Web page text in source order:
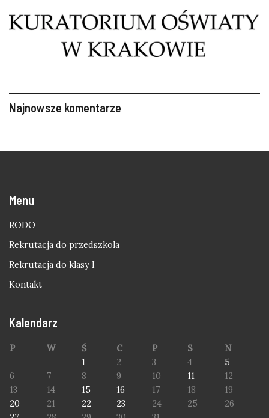
Najnowsze komentarze
Menu
RODO
Rekrutacja do przedszkola
Rekrutacja do klasy I
Kontakt
Kalendarz
P W Ś C P S
N
1
2 3 4
5
6
7 8 9 10 11
12
13
14 15 16 17 18
19
20
21 22 23 24 25
26